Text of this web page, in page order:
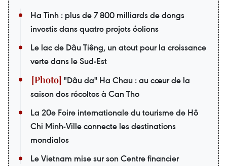
Ha Tinh : plus de 7 800 milliards de dongs
investis dans quatre projets éoliens
Le lac de Dâu Tiêng, un atout pour la croissance
verte dans le Sud-Est
"Dâu da" Ha Chau : au cœur de la
saison des récoltes à Can Tho
La 20e Foire internationale du tourisme de Hô
Chi Minh-Ville connecte les destinations
mondiales
Le Vietnam mise sur son Centre financier